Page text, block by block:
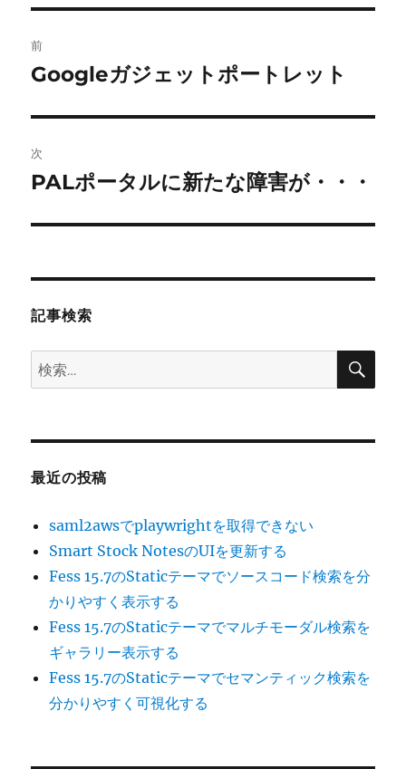
稿
ビ
ゲ
ー
前
前
投
稿:
Googleガジェットポートレット
次
次
投
PALポータルに新たな障害が・・・
記事検索
検
索:
検
最近の投稿
saml2awsでplaywrightを取得できない
Smart Stock NotesのUIを更新する
Fess 15.7のStaticテーマでソースコード検索を分
かりやすく表示する
Fess 15.7のStaticテーマでマルチモーダル検索を
ギャラリー表示する
Fess 15.7のStaticテーマでセマンティック検索を
分かりやすく可視化する